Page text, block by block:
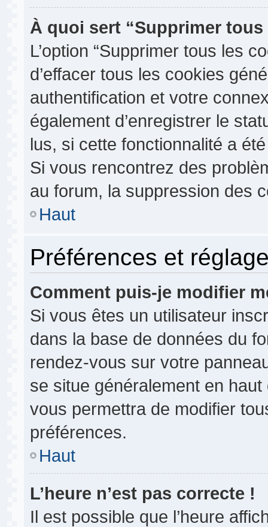
À quoi sert “Supprimer
L’option “Supprimer tous les
d’effacer tous les cookies
authentification et votre
également d’enregistrer le
lus, si cette fonctionnalité a
Si vous rencontrez des
au forum, la suppression des
Haut
Préférences et
Comment puis-je modifier
Si vous êtes un utilisateur
dans la base de données du
rendez-vous sur votre
se situe généralement en
vous permettra de modifier
préférences.
Haut
L’heure n’est pas correcte !
Il est possible que l’heure